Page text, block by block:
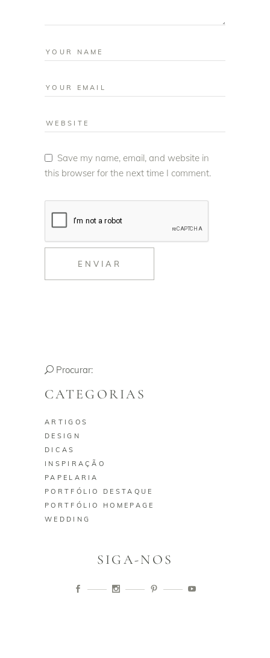
Save my name, email, and website in
this browser for the next time I comment.
ENVIAR
Procurar:
CATEGORIAS
ARTIGOS
DESIGN
DICAS
INSPIRAÇÃO
PAPELARIA
PORTFÓLIO DESTAQUE
PORTFÓLIO HOMEPAGE
WEDDING
SIGA-NOS